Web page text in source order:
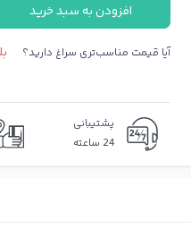
افزودن به سبد خرید
آیا قیمت مناسب‌تری سراغ دارید؟
پشتیبانی
24 ساعته